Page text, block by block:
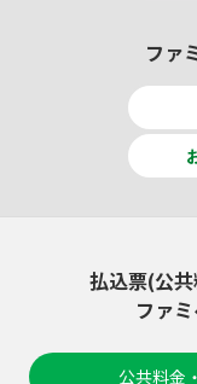
ファ
払込票(公
ファ
公共料金